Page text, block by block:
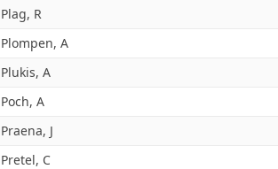
Plag, R
Plompen, A
Plukis, A
Poch, A
Praena, J
Pretel, C